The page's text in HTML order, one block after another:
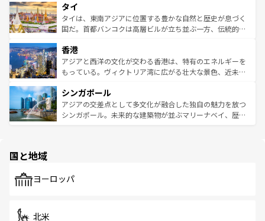
リティに包まれながら、韓国の多彩な魅力を心ゆくまで味
わってみてほしい。 なお、新着の韓国情報はコンテンツ一
覧を参照してほしい。
急速な発展と共に伝統が息づく。ハノイの古い町並みやホ
ーチミン市のフランス統治時代の建物も、独特の雰囲気を
醸し出している。また、バラエティの豊かさとおいしさで
とつ。フォーやバインミー、ベトナムコーヒーなどは、ぜ
ひ現地で味わいたい。どの地域を訪れてもあたたかい人々
が旅行者を迎えてくれるので、きっと忘れられない旅にな
参照してほしい。
タイ
タイは、東南アジアに位置する豊かな自然と歴史が息づく
国だ。首都バンコクは高層ビルが立ち並ぶ一方、伝統的な
の活気が交差している。北部ではチェンマイなどの山岳地
帯で自然と触れ合い、南部ではプーケットやクラビの美し
いビーチでリゾート気分を楽しむことができる。タイ料理
激する。気候は一年中温暖で、どの季節にも異なる楽しみ
が待っている。親しみやすいタイの人々、仏教を中心とし
た文化、そして多様な観光資源が、訪れる旅人を魅了し続
香港
アジアと西洋の文化が交わる香港は、特有のエネルギーを
もっている。ヴィクトリア湾に広がる壮大な景色、近未来
み、どこを訪れても感動するはず。観光スポットが密集し
ており、効率よく見どころを回れるのも魅力。息をのむよ
うな絶景から文化的な体験まで、香港を存分に楽しみ尽く
シンガポール
アジアの交差点として多文化が融合した独自の魅力を放つ
シンガポール。未来的な建築物が並ぶマリーナベイ、歴史
で、ホーカーズは地元の風情を楽しめる外せないスポット
国と地域
ヨーロッパ
北米